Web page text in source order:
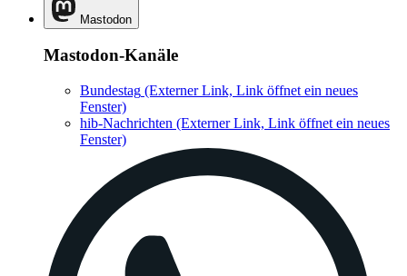
Mastodon
Mastodon-Kanäle
Bundestag (Externer Link, Link öffnet ein neues
Fenster)
hib-Nachrichten (Externer Link, Link öffnet ein neues
Fenster)